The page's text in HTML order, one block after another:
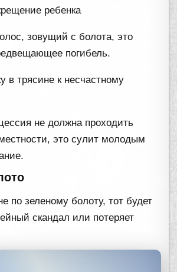
ребенка
зовущий с болота, это
погибель.
в трясине к несчастному
не должна проходить
это сулит молодым
по зеленому болоту, тот будет
скандал или потеряет